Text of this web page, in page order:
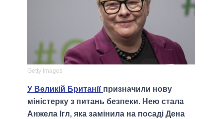
Getty Images
У Великій Британії призначили нову
міністерку з питань безпеки. Нею стала
Анжела Ігл, яка замінила на посаді Дена